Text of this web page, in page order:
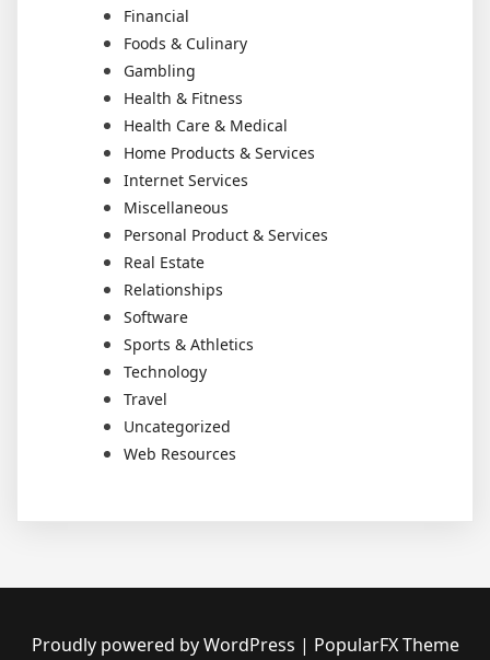
Financial
Foods & Culinary
Gambling
Health & Fitness
Health Care & Medical
Home Products & Services
Internet Services
Miscellaneous
Personal Product & Services
Real Estate
Relationships
Software
Sports & Athletics
Technology
Travel
Uncategorized
Web Resources
Proudly powered by WordPress | PopularFX Theme